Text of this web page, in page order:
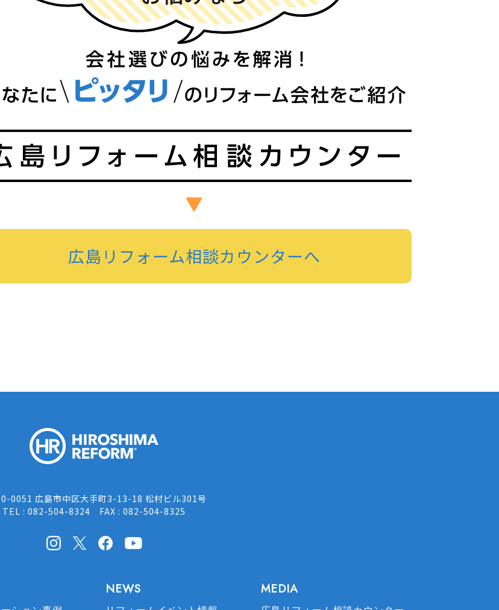
広島リフォーム相談カウンターへ
0051 広島市中区大手町3-13-18 松村ビル301号
TEL : 082-504-8324 FAX : 082-504-8325
InstagramX(Twitter)facebook
NEWS MEDIA